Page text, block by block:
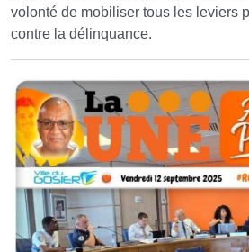
volonté de mobiliser tous les leviers
contre la délinquance.